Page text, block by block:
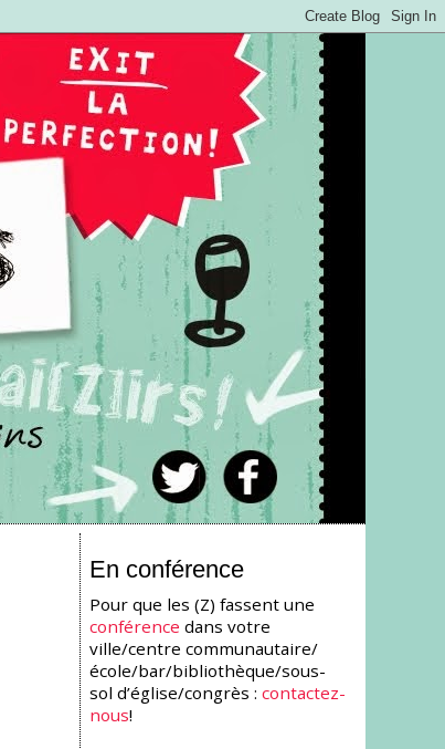
En conférence
Pour que les (Z) fassent une
conférence dans votre
ville/centre communautaire/
école/bar/bibliothèque/sous-
sol d’église/congrès :contactez-
nous!